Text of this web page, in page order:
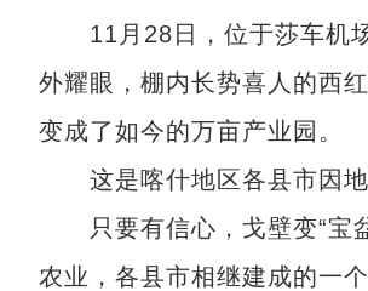
11月28日，位于莎车机场
外耀眼，棚内长势喜人的西
变成了如今的万亩产业园。
这是喀什地区各县市因地
只要有信心，戈壁变“宝盆
农业，各县市相继建成的一